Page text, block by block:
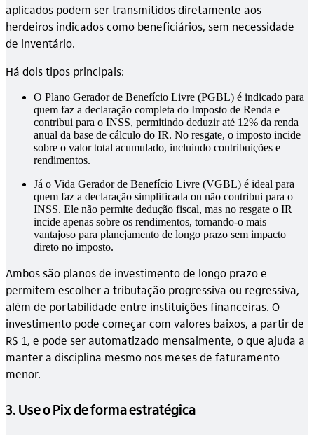
aplicados podem ser transmitidos diretamente aos
herdeiros indicados como beneficiários, sem necessidade
de inventário.
Há dois tipos principais:
O Plano Gerador de Benefício Livre (PGBL) é indicado para
quem faz a declaração completa do Imposto de Renda e
contribui para o INSS, permitindo deduzir até 12% da renda
anual da base de cálculo do IR. No resgate, o imposto incide
sobre o valor total acumulado, incluindo contribuições e
rendimentos.
Já o Vida Gerador de Benefício Livre (VGBL) é ideal para
quem faz a declaração simplificada ou não contribui para o
INSS. Ele não permite dedução fiscal, mas no resgate o IR
incide apenas sobre os rendimentos, tornando-o mais
vantajoso para planejamento de longo prazo sem impacto
direto no imposto.
Ambos são planos de investimento de longo prazo e
permitem escolher a tributação progressiva ou regressiva,
além de portabilidade entre instituições financeiras. O
investimento pode começar com valores baixos, a partir de
R$ 1, e pode ser automatizado mensalmente, o que ajuda a
manter a disciplina mesmo nos meses de faturamento
menor.
3. Use o Pix de forma estratégica